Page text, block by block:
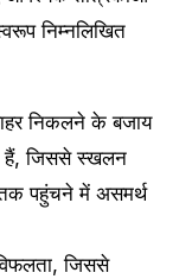
निम्नलिखित
निकलने के बजाय
हैं, जिससे स्खलन
पहुंचने में असमर्थ
जिससे